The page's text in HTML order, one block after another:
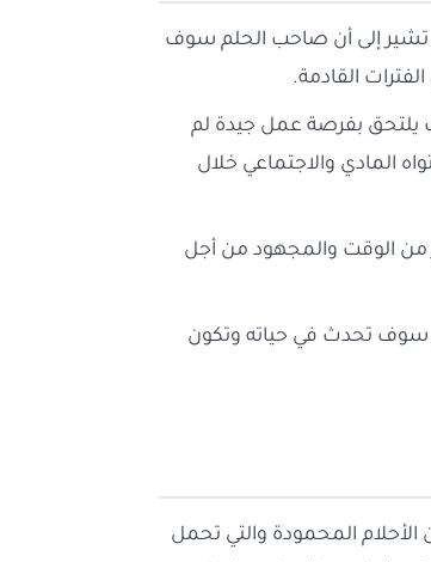
تشير إلى أن صاحب الحلم سوف
القادمة.
يلتحق بفرصة عمل جيدة لم
المادي والاجتماعي خلال
من الوقت والمجهود من أجل
سوف تحدث في حياته وتكون
المحمودة والتي تحمل